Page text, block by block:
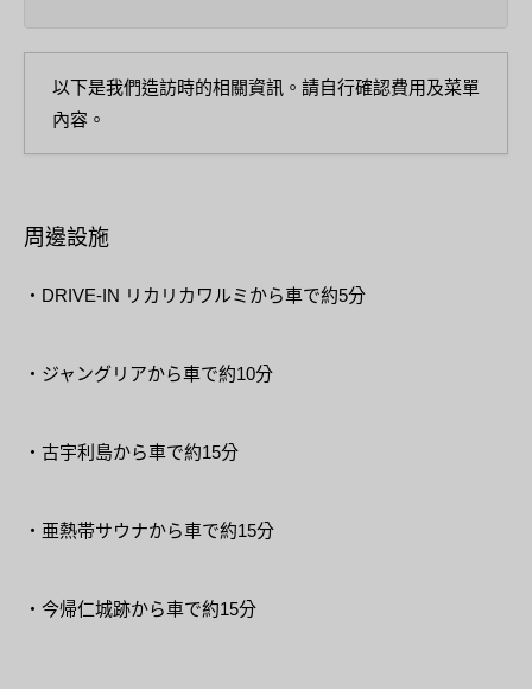
以下是我們造訪時的相關資訊。請自行確認費用及菜單
內容。
周邊設施
・DRIVE-IN リカリカワルミから車で約5分
・ジャングリアから車で約10分
・古宇利島から車で約15分
・亜熱帯サウナから車で約15分
・今帰仁城跡から車で約15分